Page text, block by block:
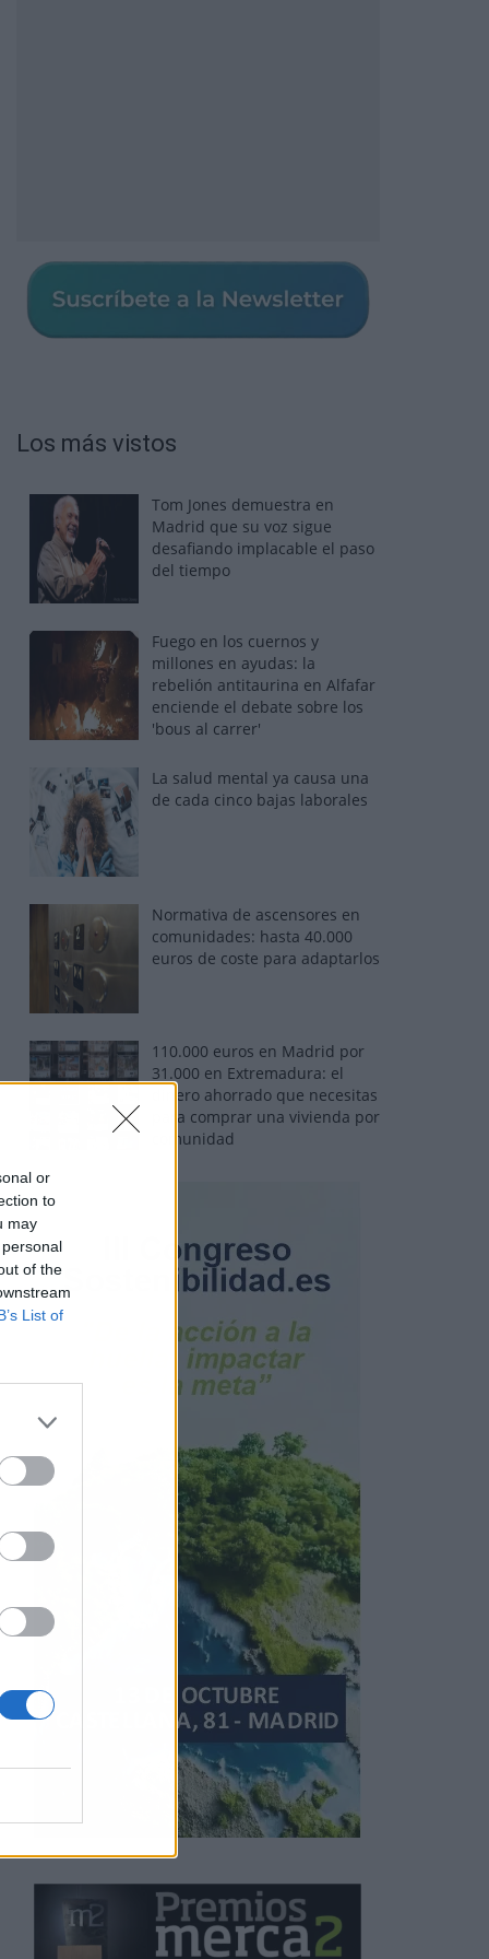
or
to
may
of the
List of
Los más vistos
Tom Jones demuestra en
Madrid que su voz sigue
desafiando implacable el paso
del tiempo
Fuego en los cuernos y
millones en ayudas: la
rebelión antitaurina en Alfafar
enciende el debate sobre los
'bous al carrer'
La salud mental ya causa una
de cada cinco bajas laborales
Normativa de ascensores en
comunidades: hasta 40.000
euros de coste para adaptarlos
110.000 euros en Madrid por
31.000 en Extremadura: el
dinero ahorrado que necesitas
para comprar una vivienda por
comunidad